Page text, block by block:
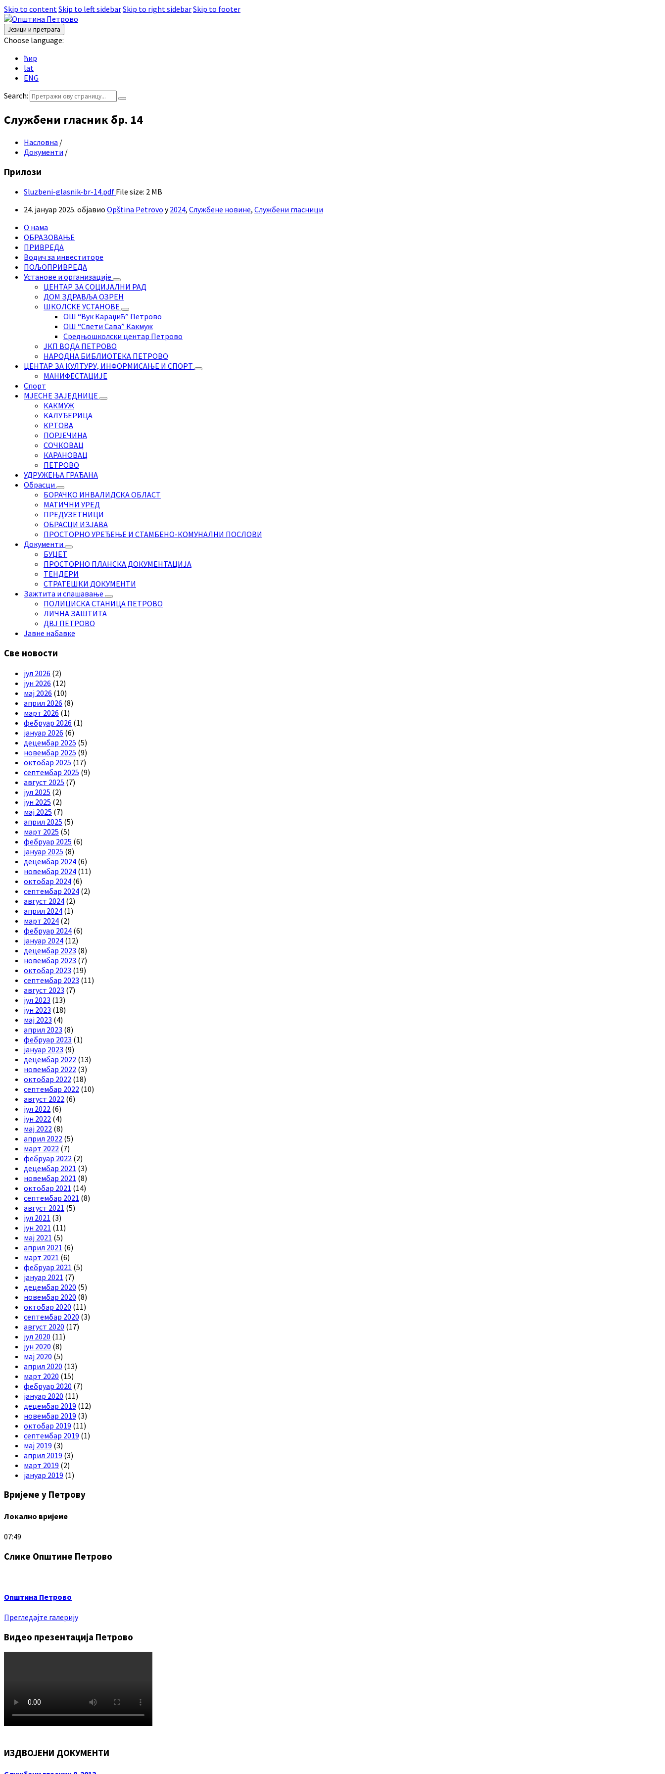
Skip to contentSkip to left sidebarSkip to right sidebarSkip to footer
Језици и претрага
Choose language:
ћир
lat
ENG
Search:
Службени гласник бр. 14
Насловна /
Документи /
Прилози
Sluzbeni-glasnik-br-14.pdf File size: 2 MB
24. јануар 2025. објавио Opština Petrovo у2024, Службене новине, Службени гласници
О нама
ОБРАЗОВАЊЕ
ПРИВРЕДА
Водич за инвеститоре
ПОЉОПРИВРЕДА
Установе и организације
ЦЕНТАР ЗА СОЦИЈАЛНИ РАД
ДОМ ЗДРАВЉА ОЗРЕН
ШКОЛСКЕ УСТАНОВЕ
ОШ “Вук Караџић” Петрово
ОШ “Свети Сава” Какмуж
Средњошколски центар Петрово
ЈКП ВОДА ПЕТРОВО
НАРОДНА БИБЛИОТЕКА ПЕТРОВО
ЦЕНТАР ЗА КУЛТУРУ, ИНФОРМИСАЊЕ И СПОРТ
МАНИФЕСТАЦИЈЕ
Спорт
МЈЕСНЕ ЗАЈЕДНИЦЕ
КАКМУЖ
КАЛУЂЕРИЦА
КРТОВА
ПОРЈЕЧИНА
СОЧКОВАЦ
КАРАНОВАЦ
ПЕТРОВО
УДРУЖЕЊА ГРАЂАНА
Обрасци
БОРАЧКО ИНВАЛИДСКА ОБЛАСТ
МАТИЧНИ УРЕД
ПРЕДУЗЕТНИЦИ
ОБРАСЦИ ИЗЈАВА
ПРОСТОРНО УРЕЂЕЊЕ И СТАМБЕНО-КОМУНАЛНИ ПОСЛОВИ
Документи
БУЏЕТ
ПРОСТОРНО ПЛАНСКА ДОКУМЕНТАЦИЈА
ТЕНДЕРИ
СТРАТЕШКИ ДОКУМЕНТИ
Зажтита и спашавање
ПОЛИЦИСКА СТАНИЦА ПЕТРОВО
ЛИЧНА ЗАШТИТА
ДВЈ ПЕТРОВО
Јавне набавке
Све новости
јул 2026 (2)
јун 2026 (12)
мај 2026 (10)
април 2026 (8)
март 2026 (1)
фебруар 2026 (1)
јануар 2026 (6)
децембар 2025 (5)
новембар 2025 (9)
октобар 2025 (17)
септембар 2025 (9)
август 2025 (7)
јул 2025 (2)
јун 2025 (2)
мај 2025 (7)
април 2025 (5)
март 2025 (5)
фебруар 2025 (6)
јануар 2025 (8)
децембар 2024 (6)
новембар 2024 (11)
октобар 2024 (6)
септембар 2024 (2)
август 2024 (2)
април 2024 (1)
март 2024 (2)
фебруар 2024 (6)
јануар 2024 (12)
децембар 2023 (8)
новембар 2023 (7)
октобар 2023 (19)
септембар 2023 (11)
август 2023 (7)
јул 2023 (13)
јун 2023 (18)
мај 2023 (4)
април 2023 (8)
фебруар 2023 (1)
јануар 2023 (9)
децембар 2022 (13)
новембар 2022 (3)
октобар 2022 (18)
септембар 2022 (10)
август 2022 (6)
јул 2022 (6)
јун 2022 (4)
мај 2022 (8)
април 2022 (5)
март 2022 (7)
фебруар 2022 (2)
децембар 2021 (3)
новембар 2021 (8)
октобар 2021 (14)
септембар 2021 (8)
август 2021 (5)
јул 2021 (3)
јун 2021 (11)
мај 2021 (5)
април 2021 (6)
март 2021 (6)
фебруар 2021 (5)
јануар 2021 (7)
децембар 2020 (5)
новембар 2020 (8)
октобар 2020 (11)
септембар 2020 (3)
август 2020 (17)
јул 2020 (11)
јун 2020 (8)
мај 2020 (5)
април 2020 (13)
март 2020 (15)
фебруар 2020 (7)
јануар 2020 (11)
децембар 2019 (12)
новембар 2019 (3)
октобар 2019 (11)
септембар 2019 (1)
мај 2019 (3)
април 2019 (3)
март 2019 (2)
јануар 2019 (1)
Вријеме у Петрову
Локално вријеме
07:49
Слике Општине Петрово
Општина Петрово
Прегледајте галерију
Видео презентација Петрово
ИЗДВОЈЕНИ ДОКУМЕНТИ